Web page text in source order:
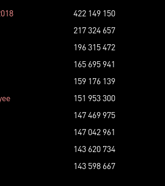
422 149 150
217 324 657
196 315 472
165 695 941
159 176 139
151 953 300
147 469 975
147 042 961
143 620 734
143 598 667